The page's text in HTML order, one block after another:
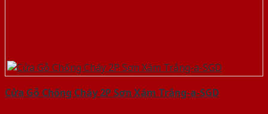
Cửa Gỗ Chống Cháy 2P Sơn Xám Trắng-a-SGD